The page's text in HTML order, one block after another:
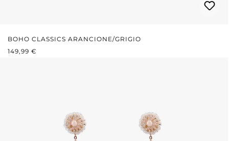
BOHO CLASSICS ARANCIONE/GRIGIO
PREZZO NORMALE:
149,99 €